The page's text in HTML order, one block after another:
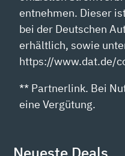
entnehmen. Dieser
bei der Deutschen
erhältlich, sowie
https://www.dat.de/
** Partnerlink. Bei
eine Vergütung.